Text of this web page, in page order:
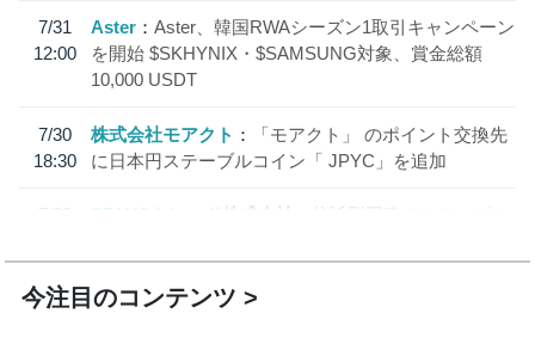
7/31
12:00
Aster
Aster、韓国RWAシーズン1取引キャンペーン
を開始 $SKHYNIX・$SAMSUNG対象、賞金総額
10,000 USDT
7/30
18:30
株式会社モアクト
「モアクト」 のポイント交換先
に日本円ステーブルコイン「 JPYC」を追加
7/29
SBI VCトレード株式会社
信託型円建てステーブル
今注目のコンテンツ